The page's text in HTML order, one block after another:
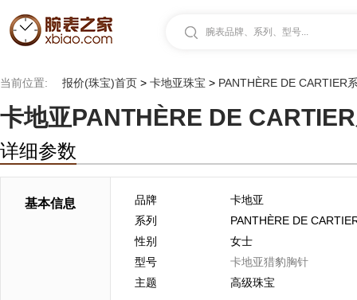
腕表品牌、系列、型号...
当前位置: 报价(珠宝)首页 > 卡地亚珠宝 > PANTHÈRE DE CARTIER
卡地亚PANTHÈRE DE
详细参数
基本信息 品牌
卡地亚
系列
PANTHÈRE DE
性别
女士
型号
卡地亚猎豹胸针
主题
高级珠宝